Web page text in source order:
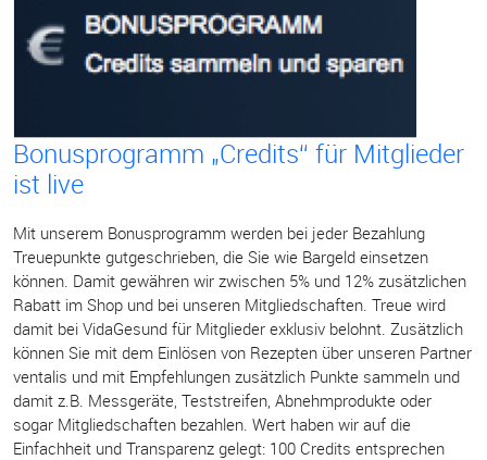
Bonusprogramm „Credits“ für Mitglieder
ist live
Mit unserem Bonusprogramm werden bei jeder Bezahlung
Treuepunkte gutgeschrieben, die Sie wie Bargeld einsetzen
können. Damit gewähren wir zwischen 5% und 12% zusätzlichen
Rabatt im Shop und bei unseren Mitgliedschaften. Treue wird
damit bei VidaGesund für Mitglieder exklusiv belohnt. Zusätzlich
können Sie mit dem Einlösen von Rezepten über unseren Partner
ventalis und mit Empfehlungen zusätzlich Punkte sammeln und
damit z.B. Messgeräte, Teststreifen, Abnehmprodukte oder
sogar Mitgliedschaften bezahlen. Wert haben wir auf die
Einfachheit und Transparenz gelegt: 100 Credits entsprechen